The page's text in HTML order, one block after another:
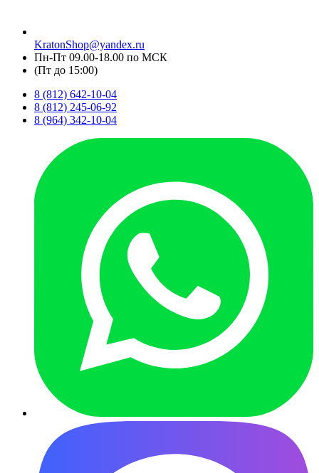
KratonShop@yandex.ru
Пн-Пт 09.00-18.00 по МСК
(Пт до 15:00)
8 (812) 642-10-04
8 (812) 245-06-92
8 (964) 342-10-04